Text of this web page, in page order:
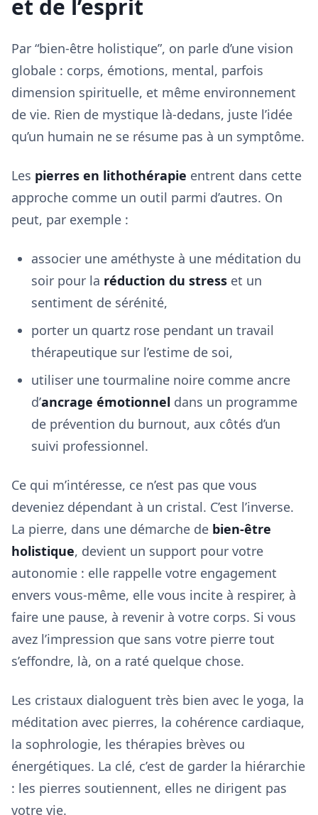
et de l’esprit
Par “bien-être holistique”, on parle d’une vision
globale : corps, émotions, mental, parfois
dimension spirituelle, et même environnement
de vie. Rien de mystique là-dedans, juste l’idée
qu’un humain ne se résume pas à un symptôme.
Les pierres en lithothérapie entrent dans cette
approche comme un outil parmi d’autres. On
peut, par exemple :
associer une améthyste à une méditation du
soir pour la réduction du stress et un
sentiment de sérénité,
porter un quartz rose pendant un travail
thérapeutique sur l’estime de soi,
utiliser une tourmaline noire comme ancre
d’ancrage émotionnel dans un programme
de prévention du burnout, aux côtés d’un
suivi professionnel.
Ce qui m’intéresse, ce n’est pas que vous
deveniez dépendant à un cristal. C’est l’inverse.
La pierre, dans une démarche de bien-être
holistique, devient un support pour votre
autonomie : elle rappelle votre engagement
envers vous-même, elle vous incite à respirer, à
faire une pause, à revenir à votre corps. Si vous
avez l’impression que sans votre pierre tout
s’effondre, là, on a raté quelque chose.
Les cristaux dialoguent très bien avec le yoga, la
méditation avec pierres, la cohérence cardiaque,
la sophrologie, les thérapies brèves ou
énergétiques. La clé, c’est de garder la hiérarchie
: les pierres soutiennent, elles ne dirigent pas
votre vie.